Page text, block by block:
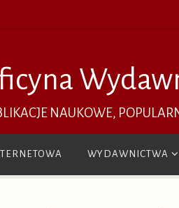
NAUKOWE,
WYDAWNICTWA